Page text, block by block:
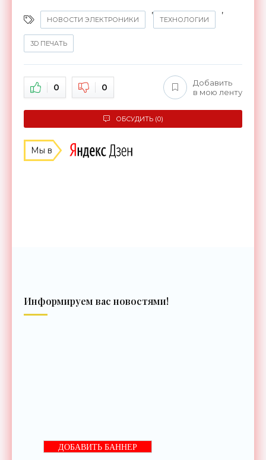
НОВОСТИ ЭЛЕКТРОНИКИ
,
ТЕХНОЛОГИИ
,
3D ПЕЧАТЬ
0 0
Добавить
в мою ленту
ОБСУДИТЬ (0)
Мы в
Информируем вас новостями!
ДОБАВИТЬ БАННЕР